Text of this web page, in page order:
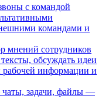
с командой
командами и
мнений сотрудников
обсуждать идеи
рабочей информации и
задачи, файлы —